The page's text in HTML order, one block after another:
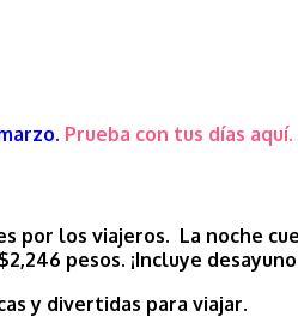
Prueba con tus días aquí.
por los viajeros. La noche
pesos. ¡Incluye
y divertidas para viajar.